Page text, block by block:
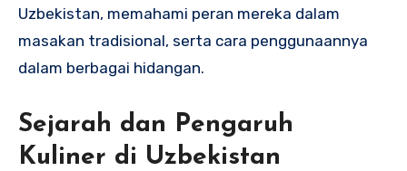
Uzbekistan, memahami peran mereka dalam
masakan tradisional, serta cara penggunaannya
dalam berbagai hidangan.
Sejarah dan Pengaruh
Kuliner di Uzbekistan